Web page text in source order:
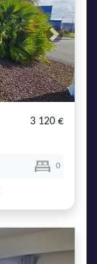
Next
3 120 €
0